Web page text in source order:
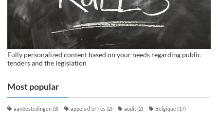
Fully personalized content based on your needs regarding public
tenders and the legislation
Most popular
aanbestedingen(3) appels d'offres(2) audit(2) Belgique(17)